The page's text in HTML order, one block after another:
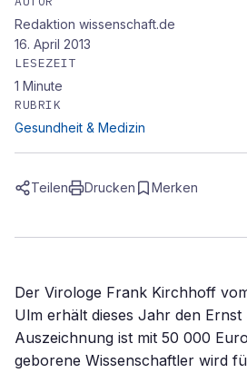
Redaktion wissenschaft.de
16. April 2013
LESEZEIT
1 Minute
RUBRIK
Gesundheit & Medizin
Teilen Drucken Merken
Der Virologe Frank Kirchhoff
Ulm erhält dieses Jahr den Ernst
Auszeichnung ist mit 50 000
geborene Wissenschaftler wird